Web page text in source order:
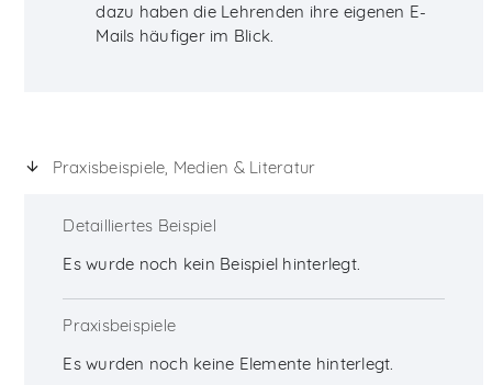
dazu haben die Lehrenden ihre eigenen E-
Mails häufiger im Blick.
Praxisbeispiele, Medien & Literatur
Detailliertes Beispiel
Es wurde noch kein Beispiel hinterlegt.
Praxisbeispiele
Es wurden noch keine Elemente hinterlegt.